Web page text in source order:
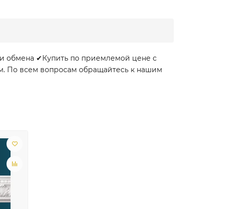
и обмена ✔Купить по приемлемой цене с
По всем вопросам обращайтесь к нашим